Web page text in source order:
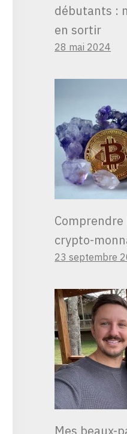
débutants :
en sortir
28 mai 2024
crypto-
23 septembre
Mes beaux-